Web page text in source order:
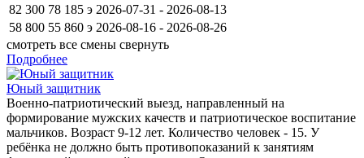
82 300 78 185 э 2026-07-31 - 2026-08-13
58 800 55 860 э 2026-08-16 - 2026-08-26
смотреть все смены свернуть
Подробнее
Юный защитник
Военно-патриотический выезд, направленный на
формирование мужских качеств и патриотическое воспитание
мальчиков. Возраст 9-12 лет. Количество человек - 15. У
ребёнка не должно быть противопоказаний к занятиям